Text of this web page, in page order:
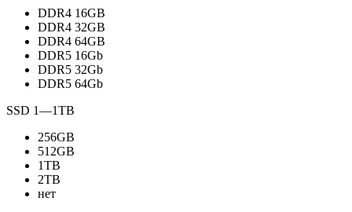
DDR4 16GB
DDR4 32GB
DDR4 64GB
DDR5 16Gb
DDR5 32Gb
DDR5 64Gb
SSD 1—1TB
256GB
512GB
1TB
2TB
нет